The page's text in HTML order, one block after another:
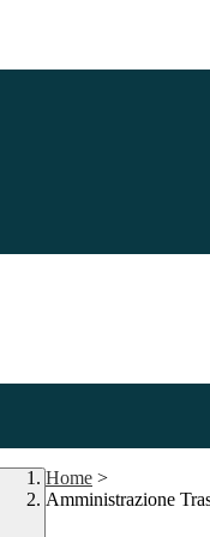
Home >
Amministrazione